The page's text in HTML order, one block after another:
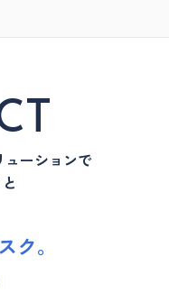
ューションで
。